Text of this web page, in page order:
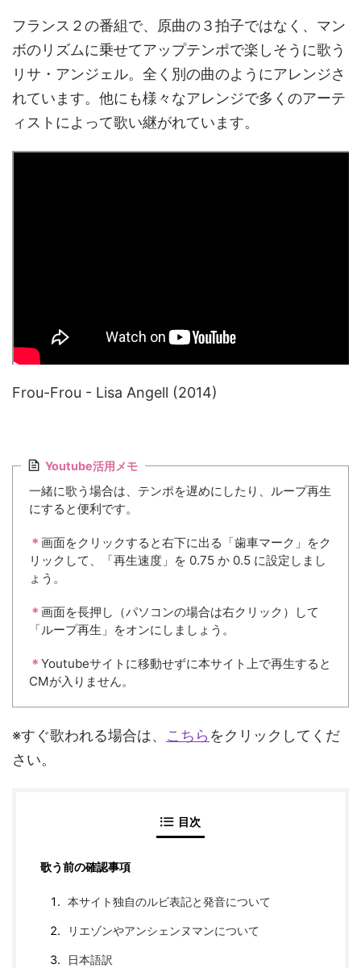
フランス２の番組で、原曲の３拍子ではなく、マン
ボのリズムに乗せてアップテンポで楽しそうに歌う
リサ・アンジェル。全く別の曲のようにアレンジさ
れています。他にも様々なアレンジで多くのアーテ
ィストによって歌い継がれています。
Frou-Frou - Lisa Angell (2014)
Youtube活用メモ
一緒に歌う場合は、テンポを遅めにしたり、ループ再生
にすると便利です。
＊ 画面をクリックすると右下に出る「歯車マーク」をク
リックして、「再生速度」を 0.75 か 0.5 に設定しまし
ょう。
＊ 画面を長押し（パソコンの場合は右クリック）して
「ループ再生」をオンにしましょう。
＊ Youtubeサイトに移動せずに本サイト上で再生すると
CMが入りません。
※すぐ歌われる場合は、 こちら をクリックしてくだ
さい。
目次
歌う前の確認事項
本サイト独自のルビ表記と発音について
リエゾンやアンシェンヌマンについて
日本語訳